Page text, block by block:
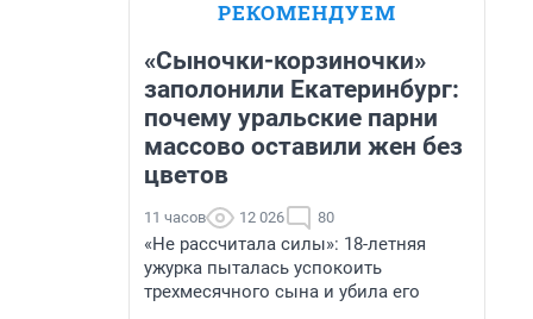
РЕКОМЕНДУЕМ
«Сыночки-корзиночки»
заполонили Екатеринбург:
почему уральские парни
массово оставили жен без
цветов
11 часов 12 026 80
«Не рассчитала силы»: 18-летняя
ужурка пыталась успокоить
трехмесячного сына и убила его